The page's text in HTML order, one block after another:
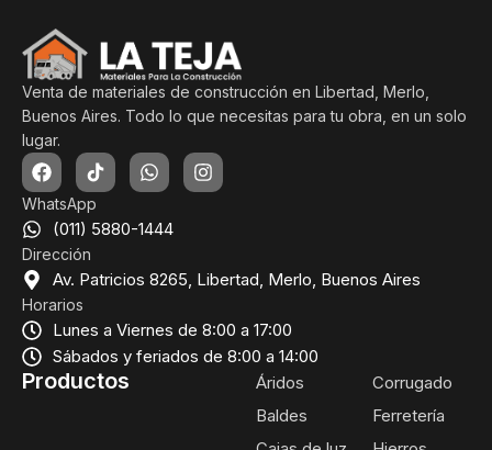
Venta de materiales de construcción en Libertad, Merlo,
Buenos Aires. Todo lo que necesitas para tu obra, en un solo
lugar.
WhatsApp
(011) 5880-1444
Dirección
Av. Patricios 8265, Libertad, Merlo, Buenos Aires
Horarios
Lunes a Viernes de 8:00 a 17:00
Sábados y feriados de 8:00 a 14:00
Productos
Áridos
Baldes
Corrugado
Ferretería